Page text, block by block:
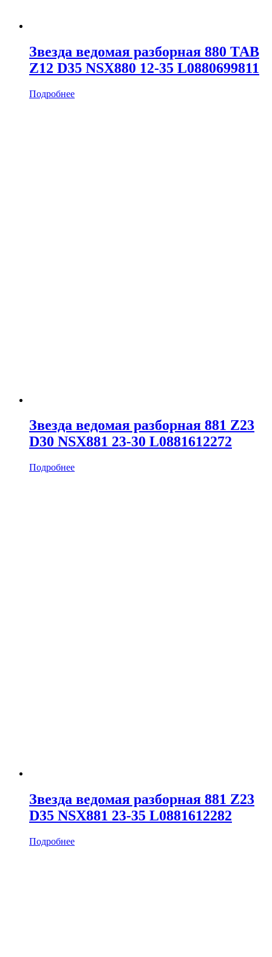
Звезда ведомая разборная 880 ТАВ
Z12 D35 NSX880 12-35 L0880699811
Подробнее
Звезда ведомая разборная 881 Z23
D30 NSX881 23-30 L0881612272
Подробнее
Звезда ведомая разборная 881 Z23
D35 NSX881 23-35 L0881612282
Подробнее